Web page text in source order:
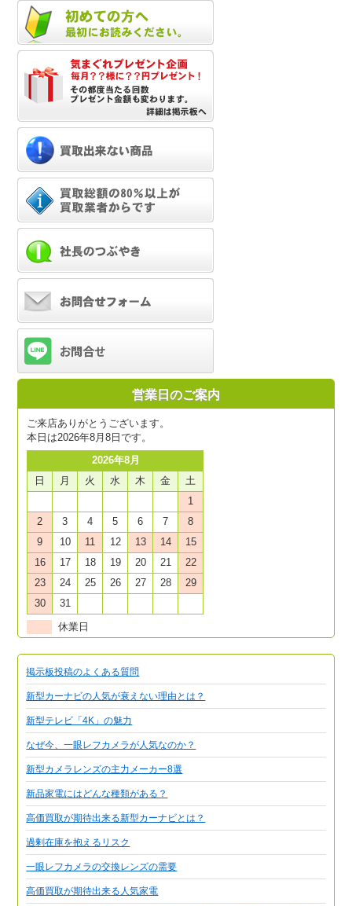
営業日のご案内
ご来店ありがとうございます。
本日は2026年8月8日です。
2026年8月
日
月 火 水 木 金
土
1
2
3 4 5 6 7
8
9
10 11 12 13 14
15
16
17 18 19 20 21
22
23
24 25 26 27 28
29
30
31
休業日
掲示板投稿のよくある質問
新型カーナビの人気が衰えない理由とは？
新型テレビ「4K」の魅力
なぜ今、一眼レフカメラが人気なのか？
新型カメラレンズの主力メーカー8選
新品家電にはどんな種類がある？
高価買取が期待出来る新型カーナビとは？
過剰在庫を抱えるリスク
一眼レフカメラの交換レンズの需要
高価買取が期待出来る人気家電